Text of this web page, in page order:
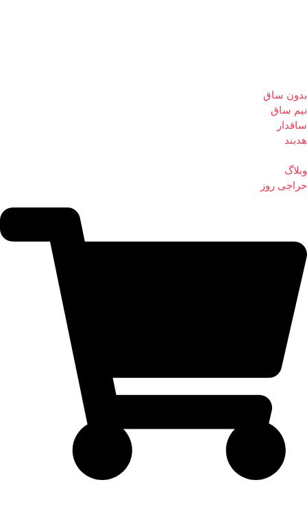
بدون ساق
نیم ساق
ساقدار
هدبند
وبلاگ
حراجی روز